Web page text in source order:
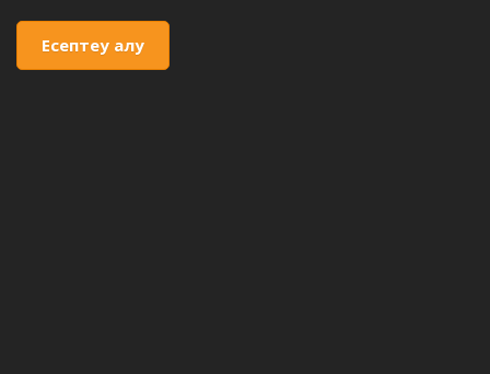
Есептеу алу